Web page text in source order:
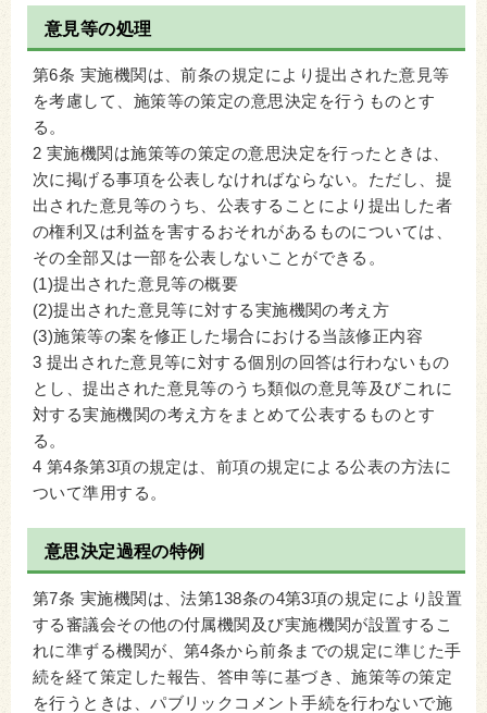
意見等の処理
第6条 実施機関は、前条の規定により提出された意見等
を考慮して、施策等の策定の意思決定を行うものとす
る。
2 実施機関は施策等の策定の意思決定を行ったときは、
次に掲げる事項を公表しなければならない。ただし、提
出された意見等のうち、公表することにより提出した者
の権利又は利益を害するおそれがあるものについては、
その全部又は一部を公表しないことができる。
(1)提出された意見等の概要
(2)提出された意見等に対する実施機関の考え方
(3)施策等の案を修正した場合における当該修正内容
3 提出された意見等に対する個別の回答は行わないもの
とし、提出された意見等のうち類似の意見等及びこれに
対する実施機関の考え方をまとめて公表するものとす
る。
4 第4条第3項の規定は、前項の規定による公表の方法に
ついて準用する。
意思決定過程の特例
第7条 実施機関は、法第138条の4第3項の規定により設置
する審議会その他の付属機関及び実施機関が設置するこ
れに準ずる機関が、第4条から前条までの規定に準じた手
続を経て策定した報告、答申等に基づき、施策等の策定
を行うときは、パブリックコメント手続を行わないで施